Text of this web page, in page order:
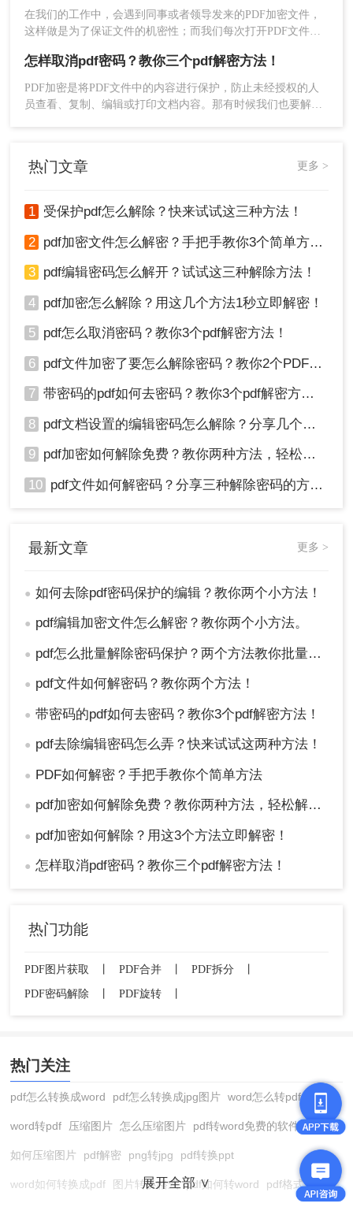
在去除PDF密码保护时，请确保您拥有文件的
合法使用权和编辑权限。未经授权擅自修改他
在操作过程中，请注意保护个人隐私和信息安
全。避免在不可靠的网站或软件中处理敏感文
件。
成功去除编辑权限的限制。如果忘记了权限密
码，可能需要使用专业的密码恢复工具或寻求
总结
以上就是如何去除pdf密码保护的编辑的方法介绍
了，用户可以轻松去除PDF文件的密码保护特别是
编辑权限的限制，从而自由编辑和修改文件内容。
在我们的工作中，会遇到同事或者领导发来的PDF加密文件，
这样做是为了保证文件的机密性；而我们每次打开PDF文件都
就会很麻烦。这时我们就需要对其进行解密，以方便后续的操
作，那有什么办法能进行PDF解密呢？当然有，今天小编就为
大家推荐2个方法，大家一起看看pdf加密如何解除吧！
怎样取消pdf密码？教你三个pdf解密方法！
PDF加密是将PDF文件中的内容进行保护，防止未经授权的人
员查看、复制、编辑或打印文档内容。那有时候我们也要解除
热门文章 更多 >
1 受保护pdf怎么解除？快来试试这三种方法！
2 pdf加密文件怎么解密？手把手教你3个简单方法！
3 pdf编辑密码怎么解开？试试这三种解除方法！
4 pdf加密怎么解除？用这几个方法1秒立即解密！
5 pdf怎么取消密码？教你3个pdf解密方法！
6 pdf文件加密了要怎么解除密码？教你2个PDF解密方法
7 带密码的pdf如何去密码？教你3个pdf解密方法！
8 pdf文档设置的编辑密码怎么解除？分享几个解密方法！
9 pdf加密如何解除免费？教你两种方法，轻松解锁pdf文件！
10 pdf文件如何解密码？分享三种解除密码的方法！
最新文章 更多 >
● 如何去除pdf密码保护的编辑？教你两个小方法！
● pdf编辑加密文件怎么解密？教你两个小方法。
● pdf怎么批量解除密码保护？两个方法教你批量解除密码
● pdf文件如何解密码？教你两个方法！
● 带密码的pdf如何去密码？教你3个pdf解密方法！
● pdf去除编辑密码怎么弄？快来试试这两种方法！
● PDF如何解密？手把手教你个简单方法
● pdf加密如何解除免费？教你两种方法，轻松解锁pdf文件！
● pdf加密如何解除？用这3个方法立即解密！
● 怎样取消pdf密码？教你三个pdf解密方法！
热门功能
PDF图片获取 PDF合并 PDF拆分
PDF密码解除
PDF旋转
热门关注
pdf怎么转换成word pdf怎么转换成jpg图片 word怎么转pdf
word转pdf 压缩图片 怎么压缩图片 pdf转word免费的软件
如何压缩图片 pdf解密 png转jpg pdf转换ppt
word如何转换成pdf 图片转换格式 pdf如何转word pdf格式转换
展开全部 ∨